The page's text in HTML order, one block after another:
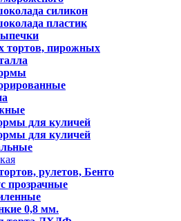
силикон
пластик
тортов, пирожных
для куличей
для куличей
рулетов, Бенто
прозрачные
0,8 мм.